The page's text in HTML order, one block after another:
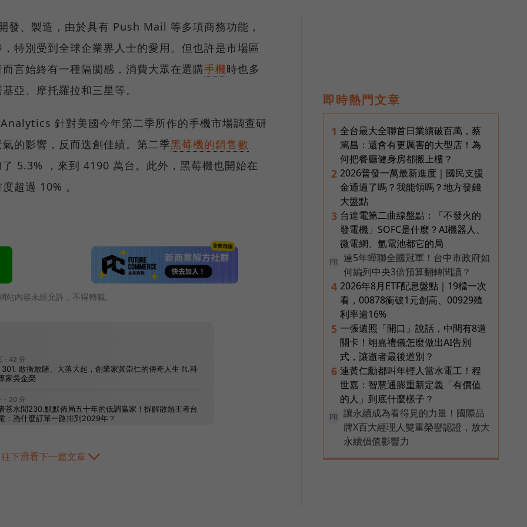
發、製造，由於具有 Push Mail 等多項商務功能，
特別受到全球企業界人士的愛用。但也許是市場區
言始終有一種隔閡感，消費大眾在選購手機時也多
亞、摩托羅拉和三星等。
針對美國今年第二季所作的手機市場調查研
的影響，反而迭創佳績。第二季黑莓機的銷售數
5.3% ，來到 4190 萬台。此外，黑莓機也開始在
超過 10% 。
站內容未經允許，不得轉載。
往下滑看下一篇文章
即時熱門文章
1 全台最大全聯首日業績破百萬，蔡
篤昌：還會有更厲害的大型店！為
何把餐廳健身房都搬上樓？
2 2026普發一萬最新進度｜國民支援
金通過了嗎？我能領嗎？地方發錢
大盤點
3 台達電第二曲線盤點：「不發火的
發電機」SOFC是什麼？AI機器人、
微電網、氫電池都它的局
PR
連5年蟬聯全國冠軍！台中市政府如
何編列中央3倍預算翻轉閱讀？
4 2026年8月ETF配息盤點｜19檔一次
看，00878衝破1元創高、00929殖
利率逾16%
5 一張遺照「開口」說話，中間有8道
關卡！翊嘉禮儀怎麼做出AI告別
式，讓逝者最後道別？
6 連黃仁勳都叫年輕人當水電工！程
世嘉：智慧通膨重新定義「有價值
的人」到底什麼樣子？
PR
讓永續成為看得見的力量！國際品
牌X百大經理人雙重榮譽認證，放大
永續價值影響力